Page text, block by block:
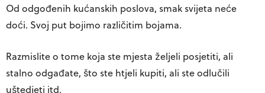
Od odgođenih kućanskih poslova, smak svijeta neće
doći. Svoj put bojimo različitim bojama.
Razmislite o tome koja ste mjesta željeli posjetiti, ali
stalno odgađate, što ste htjeli kupiti, ali ste odlučili
uštedjeti itd.